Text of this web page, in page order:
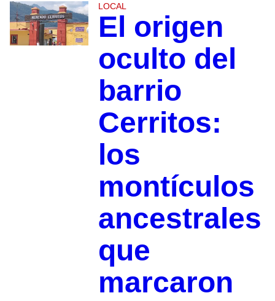
LOCAL
El origen
oculto del
barrio
Cerritos:
los
montículos
ancestrales
que
marcaron